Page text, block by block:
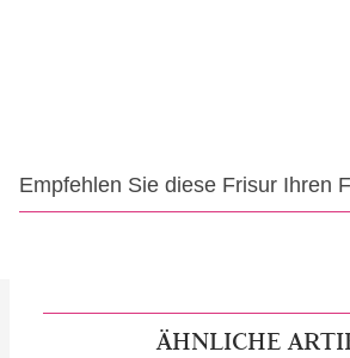
Empfehlen Sie diese Frisur Ihren
ÄHNLICHE